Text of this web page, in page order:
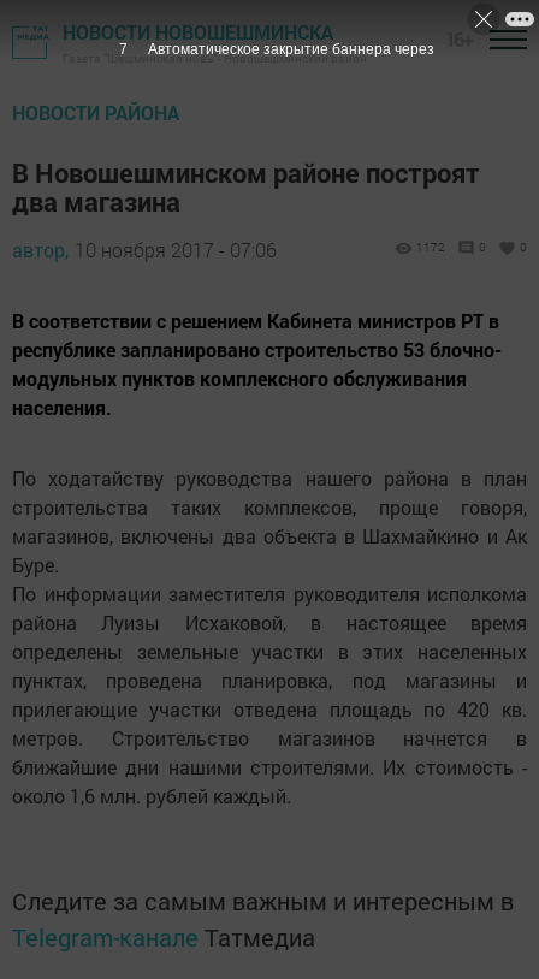
НОВОСТИ НОВОШЕШМИНСКА
Газета "Шешминская новь" - Новошешминский район
НОВОСТИ РАЙОНА
В Новошешминском районе построят
два магазина
автор, 10 ноября 2017 - 07:06 1172 0 0
В соответствии с решением Кабинета министров РТ в
республике запланировано строительство 53 блочно-
модульных пунктов комплексного обслуживания
населения.
По ходатайству руководства нашего района в план
строительства таких комплексов, проще говоря,
магазинов, включены два объекта в Шахмайкино и Ак
Буре.
По информации заместителя руководителя исполкома
района Луизы Исхаковой, в настоящее время
определены земельные участки в этих населенных
пунктах, проведена планировка, под магазины и
прилегающие участки отведена площадь по 420 кв.
метров. Строительство магазинов начнется в
ближайшие дни нашими строителями. Их стоимость -
около 1,6 млн. рублей каждый.
Следите за самым важным и интересным в
Telegram-канале Татмедиа
6 Автоматическое закрытие баннера через